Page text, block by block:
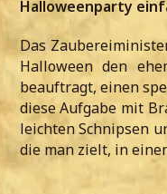
Halloweenparty
Das
Halloween den
beauftragt, einen
diese Aufgabe mit
leichten Schnipsen
die man zielt, in